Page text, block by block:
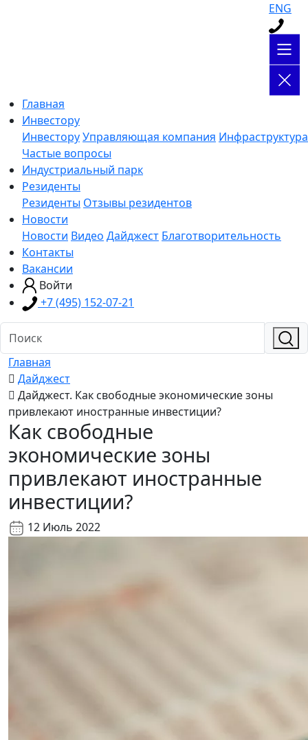
ENG
Главная
Инвестору
ИнвесторуУправляющая компания Инфраструктура
Частые вопросы
Индустриальный парк
Резиденты
Резиденты Отзывы резидентов
Новости
Новости Видео Дайджест Благотворительность
Контакты
Вакансии
Войти
+7 (495) 152-07-21
Главная
Дайджест
Дайджест. Как свободные экономические зоны
привлекают иностранные инвестиции?
Как свободные
экономические зоны
привлекают иностранные
инвестиции?
12 Июль 2022